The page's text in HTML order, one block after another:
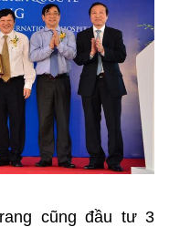
cũng đầu tư 3